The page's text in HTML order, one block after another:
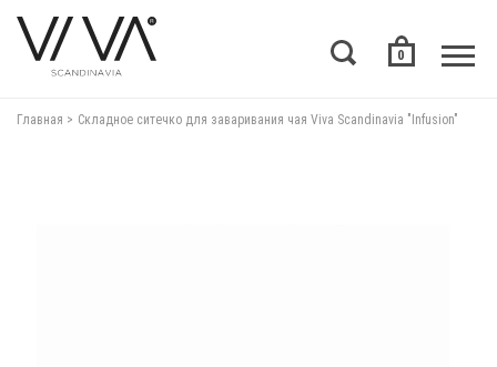
0
Главная Складное ситечко для заваривания чая Viva Scandinavia "Infusion"